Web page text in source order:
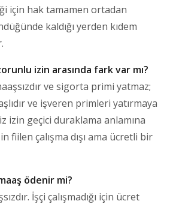
için hak tamamen ortadan
kaldığı yerden kıdem
izin arasında fark var mı?
ve sigorta primi yatmaz;
ve işveren primleri yatırmaya
izin geçici duraklama anlamına
fiilen çalışma dışı ama ücretli bir
ödenir mi?
İşçi çalışmadığı için ücret